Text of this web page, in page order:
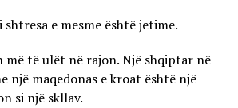
shtresa e mesme është jetime.
më të ulët në rajon. Një shqiptar në
një maqedonas e kroat është një
si një skllav.